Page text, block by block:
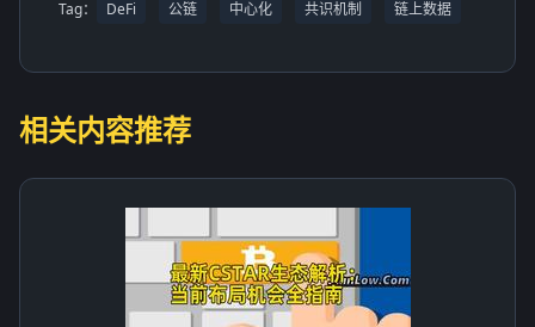
Tag： DeFi 公链 中心化 共识机制 链上数据
相关内容推荐